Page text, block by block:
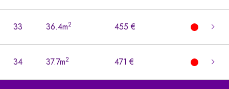
33 36.4m2 455 €
34 37.7m2 471 €